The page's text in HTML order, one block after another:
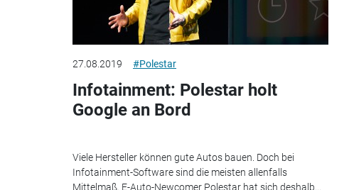
27.08.2019 #Polestar
Infotainment: Polestar holt
Google an Bord
Viele Hersteller können gute Autos bauen. Doch bei
Infotainment-Software sind die meisten allenfalls
Mittelmaß. E-Auto-Newcomer Polestar hat sich deshalb...